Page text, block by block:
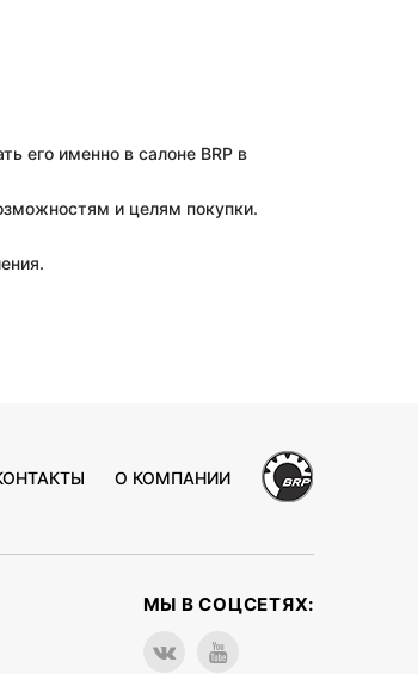
его именно в салоне BRP в
и целям покупки.
О КОМПАНИИ
МЫ В СОЦСЕТЯХ: